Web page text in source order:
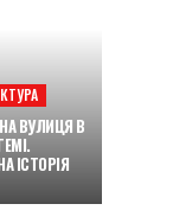
ВУЛИЦЯ В
ІСТОРІЯ